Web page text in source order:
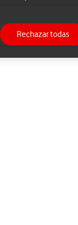
Si ya no
Rechazar todas